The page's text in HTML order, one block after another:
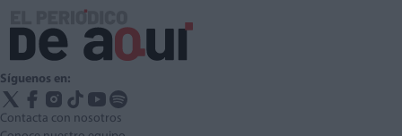
Síguenos en:
Contacta con nosotros